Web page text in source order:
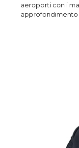
aeroporti con i
approfondimento